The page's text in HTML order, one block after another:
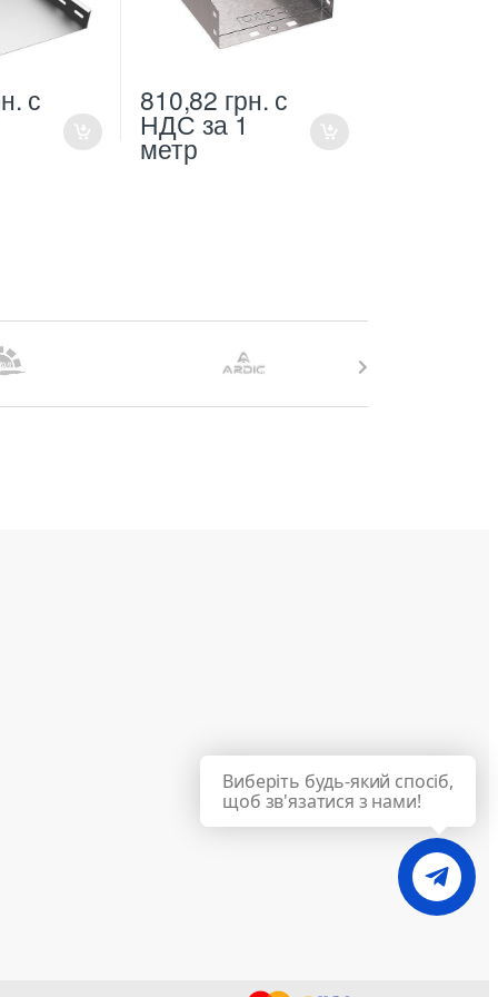
с 810,82 грн. с
НДС за 1
метр
Виберіть будь-який спосіб,
щоб зв'язатися з нами!